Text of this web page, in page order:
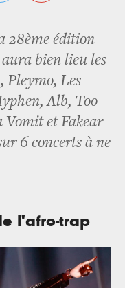
28ème édition
bien lieu les
Pleymo, Les
Alb, Too
et Fakear
6 concerts à ne
l'afro-trap